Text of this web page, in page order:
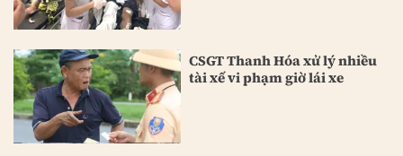
CSGT Thanh Hóa xử lý nhiều
tài xế vi phạm giờ lái xe